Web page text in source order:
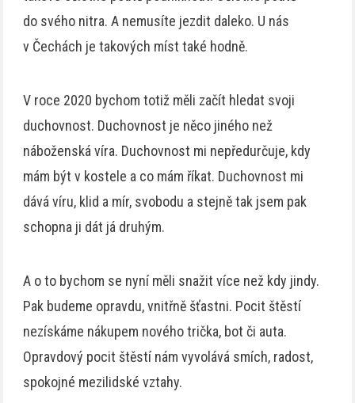
do svého nitra. A nemusíte jezdit daleko. U nás
v Čechách je takových míst také hodně.
V roce 2020 bychom totiž měli začít hledat svoji
duchovnost. Duchovnost je něco jiného než
náboženská víra. Duchovnost mi nepředurčuje, kdy
mám být v kostele a co mám říkat. Duchovnost mi
dává víru, klid a mír, svobodu a stejně tak jsem pak
schopna ji dát já druhým.
A o to bychom se nyní měli snažit více než kdy jindy.
Pak budeme opravdu, vnitřně šťastni. Pocit štěstí
nezískáme nákupem nového trička, bot či auta.
Opravdový pocit štěstí nám vyvolává smích, radost,
spokojné mezilidské vztahy.